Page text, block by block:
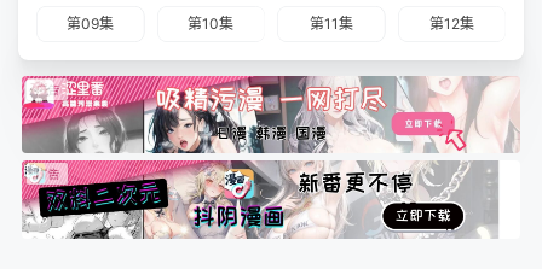
第09集 第10集 第11集 第12集